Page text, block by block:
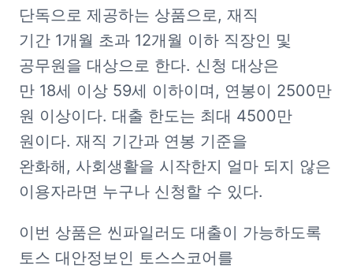
단독으로 제공하는 상품으로, 재직
기간 1개월 초과 12개월 이하 직장인 및
공무원을 대상으로 한다. 신청 대상은
만 18세 이상 59세 이하이며, 연봉이 2500만
원 이상이다. 대출 한도는 최대 4500만
원이다. 재직 기간과 연봉 기준을
완화해, 사회생활을 시작한지 얼마 되지 않은
이용자라면 누구나 신청할 수 있다.
이번 상품은 씬파일러도 대출이 가능하도록
토스 대안정보인 토스스코어를